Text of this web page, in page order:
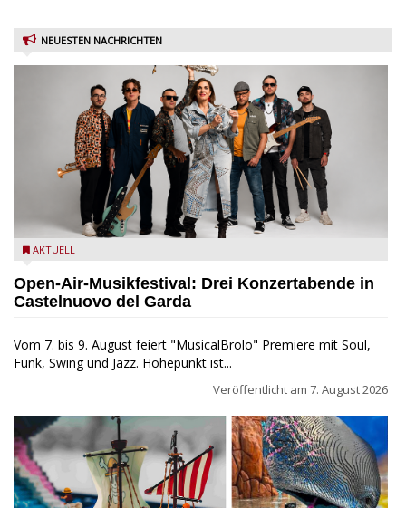
NEUESTEN NACHRICHTEN
Castelnuovo del Garda: Die "Dirotta su Cuba" zu Gast beim
AKTUELL
Open-Air-Musikfestival: Drei Konzertabende in
Castelnuovo del Garda
Vom 7. bis 9. August feiert "MusicalBrolo" Premiere mit Soul,
Funk, Swing und Jazz. Höhepunkt ist...
Veröffentlicht am 7. August 2026